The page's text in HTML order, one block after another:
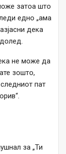
затоа што
едно „ама
дека
не може да
зошто,
пат
за „Ти